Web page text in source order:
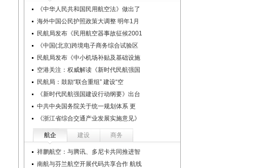
《中华人民共和国民用航空法》做出了
海外中国公民护照政策大调整 明年1月
民航局发布《民用航空器事故征候2001
《中国(北京)跨境电子商务综合试验区
民航局发布《中小机场补贴及基础设施
空港关注：权威解读《新时代民航强国
民航局：鼓励“联合重组” 建设“空
《新时代民航强国建设行动纲要》出台
中共中央国务院关于统一规划体系 更
《浙江省综合交通产业发展实施意见》
航企 建设 商务
祥鹏航空：与腾讯、多尼卡共同推进智
南航与芬兰航空开展代码共享合作 航线